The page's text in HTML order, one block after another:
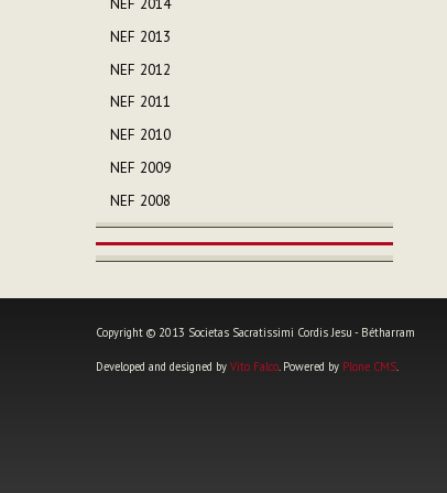
NEF 2014
NEF 2013
NEF 2012
NEF 2011
NEF 2010
NEF 2009
NEF 2008
Copyright © 2013 Societas Sacratissimi Cordis Jesu - Bétharram
Developed and designed by Vito Falco. Powered by Plone CMS.